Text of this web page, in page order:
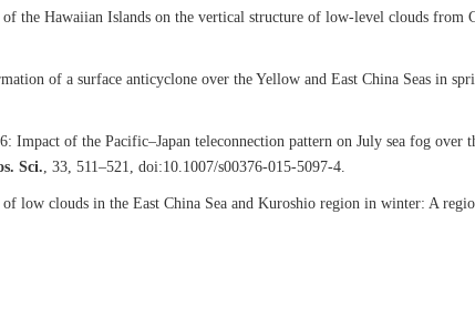
the Hawaiian Islands on the vertical structure of low-level clouds from
of a surface anticyclone over the Yellow and East China Seas in
Impact of the Pacific–Japan teleconnection pattern on July sea fog over
Sci., 33, 511–521, doi:10.1007/s00376-015-5097-4.
low clouds in the East China Sea and Kuroshio region in winter: A